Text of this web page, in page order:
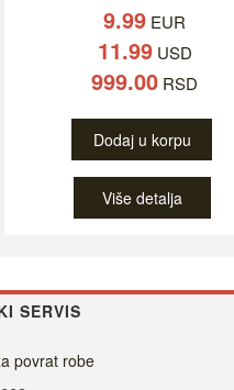
9.99 EUR
11.99USD
999.00 RSD
Dodaj u korpu
Više detalja
SERVIS
povrat robe